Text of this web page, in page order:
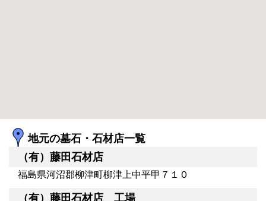
地元の墓石・石材店一覧
（有）藤田石材店
福島県河沼郡柳津町柳津上中平甲７１０
（有）藤田石材店 工場